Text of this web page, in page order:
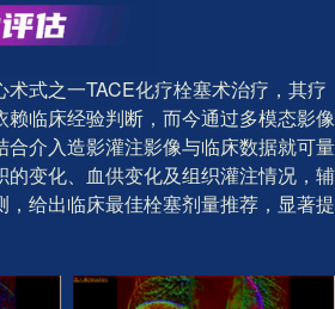
式之一TACE化疗栓塞术治疗，其疗
临床经验判断，而今通过多模态影像
合介入造影灌注影像与临床数据就可量
的变化、血供变化及组织灌注情况，辅
给出临床最佳栓塞剂量推荐，显著提